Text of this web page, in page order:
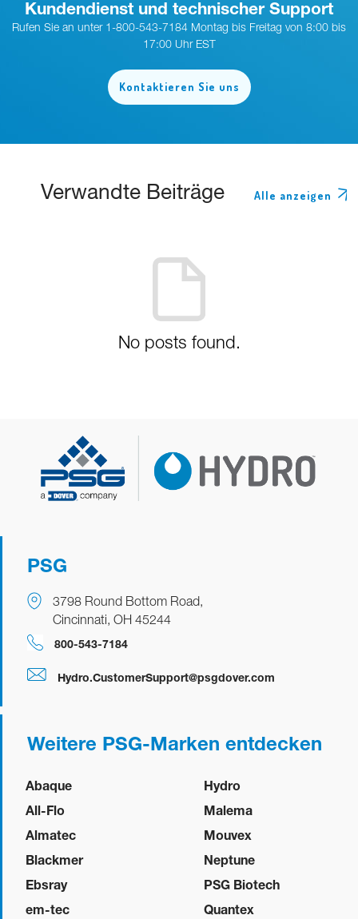
Kundendienst und technischer Support
Rufen Sie an unter 1-800-543-7184 Montag bis Freitag von 8:00 bis
17:00 Uhr EST
Kontaktieren Sie uns
Verwandte Beiträge Alle anzeigen
No posts found.
PSG
3798 Round Bottom Road,
Cincinnati, OH 45244
​​​​800-543-7184
Hydro.CustomerSupport@psgdover.com
Weitere PSG-Marken entdecken
Abaque
All-Flo
Almatec
Blackmer
Ebsray
em-tec
Hydro
Malema
Mouvex
Neptune
PSG Biotech
Quantex